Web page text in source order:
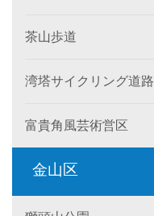
茶山歩道
湾塔サイクリング道路
富貴角風芸術営区
金山区